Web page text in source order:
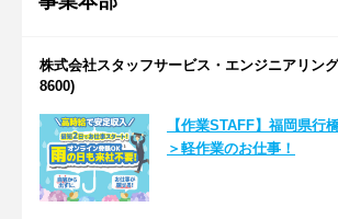
株式会社スタッフサービス・エンジニアリン
8600)
【作業STAFF】福岡県行
＞軽作業のお仕事！